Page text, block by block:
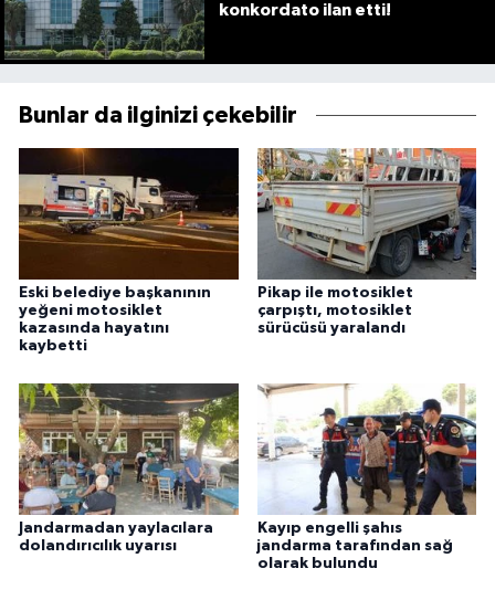
konkordato ilan etti!
Bunlar da ilginizi çekebilir
Eski belediye başkanının
yeğeni motosiklet
kazasında hayatını
kaybetti
Pikap ile motosiklet
çarpıştı, motosiklet
sürücüsü yaralandı
Jandarmadan yaylacılara
dolandırıcılık uyarısı
Kayıp engelli şahıs
jandarma tarafından sağ
olarak bulundu